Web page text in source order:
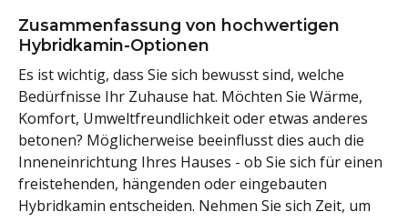
Zusammenfassung von hochwertigen
Hybridkamin-Optionen
Es ist wichtig, dass Sie sich bewusst sind, welche
Bedürfnisse Ihr Zuhause hat. Möchten Sie Wärme,
Komfort, Umweltfreundlichkeit oder etwas anderes
betonen? Möglicherweise beeinflusst dies auch die
Inneneinrichtung Ihres Hauses - ob Sie sich für einen
freistehenden, hängenden oder eingebauten
Hybridkamin entscheiden. Nehmen Sie sich Zeit, um